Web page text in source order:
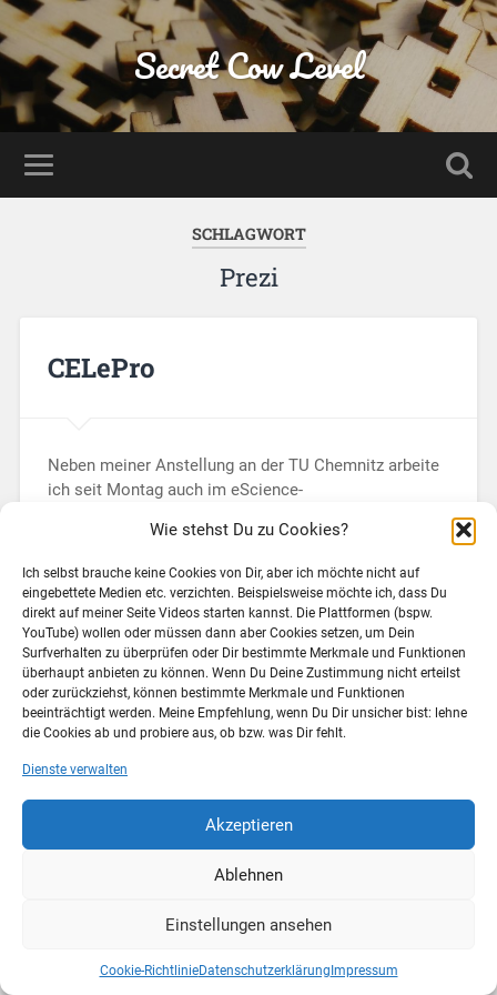
Wie stehst Du zu Cookies?
Ich selbst brauche keine Cookies von Dir, aber ich möchte nicht auf
eingebettete Medien etc. verzichten. Beispielsweise möchte ich, dass Du
direkt auf meiner Seite Videos starten kannst. Die Plattformen (bspw.
YouTube) wollen oder müssen dann aber Cookies setzen, um Dein
Surfverhalten zu überprüfen oder Dir bestimmte Merkmale und Funktionen
überhaupt anbieten zu können. Wenn Du Deine Zustimmung nicht erteilst
oder zurückziehst, können bestimmte Merkmale und Funktionen
beeinträchtigt werden. Meine Empfehlung, wenn Du Dir unsicher bist: lehne
die Cookies ab und probiere aus, ob bzw. was Dir fehlt.
Dienste verwalten
Akzeptieren
Ablehnen
Einstellungen ansehen
Cookie-RichtlinieDatenschutzerklärung Impressum
Secret Cow Level
SCHLAGWORT
Prezi
CELePro
Neben meiner Anstellung an der TU Chemnitz arbeite
ich seit Montag auch im eScience-
Clustern die Zusammenarbeit von Forschern an
verteilten Standpunkten untersucht werden. Ich bin mit
dem Teilprojekt CELePro im Cluster E-Learning dabei.
Eine…
Weiterlesen →
5. April 2012 2
SECRET COW LEVEL